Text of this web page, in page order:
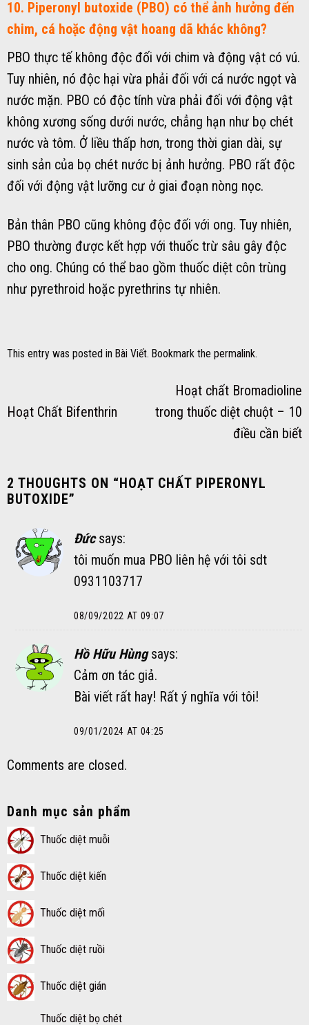
10. Piperonyl butoxide (PBO) có thể ảnh hưởng đến
chim, cá hoặc động vật hoang dã khác không?
PBO thực tế không độc đối với chim và động vật có vú.
Tuy nhiên, nó độc hại vừa phải đối với cá nước ngọt và
nước mặn. PBO có độc tính vừa phải đối với động vật
không xương sống dưới nước, chẳng hạn như bọ chét
nước và tôm. Ở liều thấp hơn, trong thời gian dài, sự
sinh sản của bọ chét nước bị ảnh hưởng. PBO rất độc
đối với động vật lưỡng cư ở giai đoạn nòng nọc.
Bản thân PBO cũng không độc đối với ong. Tuy nhiên,
PBO thường được kết hợp với thuốc trừ sâu gây độc
cho ong. Chúng có thể bao gồm thuốc diệt côn trùng
như pyrethroid hoặc pyrethrins tự nhiên.
This entry was posted in Bài Viết. Bookmark the permalink.
Hoạt Chất Bifenthrin
Hoạt chất Bromadioline
trong thuốc diệt chuột – 10
điều cần biết
2 THOUGHTS ON “HOẠT CHẤT PIPERONYL
BUTOXIDE”
Đức says:
tôi muốn mua PBO liên hệ với tôi sdt
0931103717
08/09/2022 AT 09:07
Hồ Hữu Hùng says:
Cảm ơn tác giả.
Bài viết rất hay! Rất ý nghĩa với tôi!
09/01/2024 AT 04:25
Comments are closed.
Danh mục sản phẩm
Thuốc diệt muỗi
Thuốc diệt kiến
Thuốc diệt mối
Thuốc diệt ruồi
Thuốc diệt gián
Thuốc diệt bọ chét